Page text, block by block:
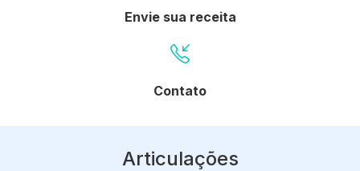
Envie sua receita
Contato
Articulações